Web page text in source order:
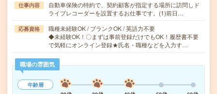
仕事内容
自動車保険の特約で、契約顧客が指定する場所に訪問しド
ライブレコーダーを設置するお仕事です。(1)前日…
応募資格
職種未経験OK / ブランクOK / 英語力不要
◆未経験OK！〇まずは事前登録だけでもOK！履歴書不要
で気軽にオンライン登録★氏名・職種などを入力す…
職場の雰囲気
年齢層